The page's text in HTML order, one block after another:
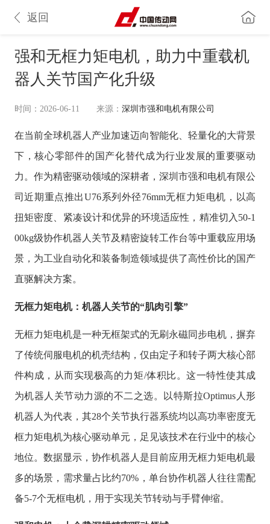
返回
强和无框力矩电机，助力中重载机
器人关节国产化升级
时间：2026-06-11 来源： 深圳市强和电机有限公司
在当前全球机器人产业加速迈向智能化、轻量化的大背景
下，核心零部件的国产化替代成为行业发展的重要驱动
力。作为精密驱动领域的深耕者，深圳市强和电机有限公
司近期重点推出U76系列外径76mm无框力矩电机，以高
扭矩密度、紧凑设计和优异的环境适应性，精准切入50-1
00kg级协作机器人关节及精密旋转工作台等中重载应用场
景，为工业自动化和装备制造领域提供了高性价比的国产
直驱解决方案。
无框力矩电机：机器人关节的“肌肉引擎”
无框力矩电机是一种无框架式的无刷永磁同步电机，摒弃
了传统伺服电机的机壳结构，仅由定子和转子两大核心部
件构成，从而实现极高的力矩/体积比。这一特性使其成
为机器人关节动力源的不二之选。以特斯拉Optimus人形
机器人为代表，其28个关节执行器系统均以高功率密度无
框力矩电机为核心驱动单元，足见该技术在行业中的核心
地位。数据显示，协作机器人是目前应用无框力矩电机最
多的场景，需求量占比约70%，单台协作机器人往往需配
备5-7个无框电机，用于实现关节转动与手臂伸缩。